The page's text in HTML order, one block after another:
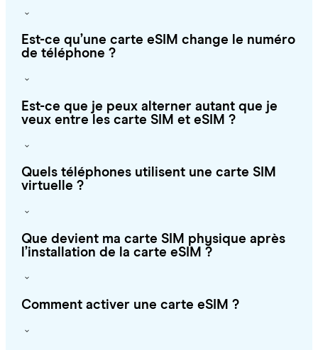
Est-ce qu’une carte eSIM change le numéro
de téléphone ?
Est-ce que je peux alterner autant que je
veux entre les carte SIM et eSIM ?
Quels téléphones utilisent une carte SIM
virtuelle ?
Que devient ma carte SIM physique après
l’installation de la carte eSIM ?
Comment activer une carte eSIM ?